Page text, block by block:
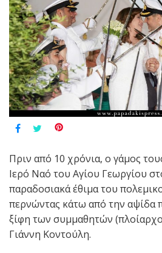
Πριν από 10 χρόνια, ο γάμος
Ιερό Ναό του Αγίου Γεωργίου
παραδοσιακά έθιμα του
περνώντας κάτω από την αψίδα
ξίφη των συμμαθητών
Γιάννη Κοντούλη.